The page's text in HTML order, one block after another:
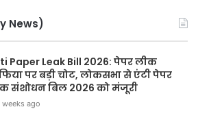
News)
Paper Leak Bill 2026: पेपर लीक
पर बड़ी चोट, लोकसभा से एंटी पेपर
संशोधन बिल 2026 को मंजूरी
weeks ago